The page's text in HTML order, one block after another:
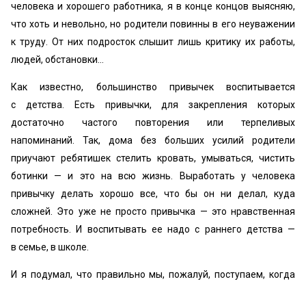
человека и хорошего работника, я в конце концов выясняю,
что хоть и невольно, но родители повинны в его неуважении
к труду. От них подросток слышит лишь критику их работы,
людей, обстановки…
Как известно, большинство привычек воспитывается
с детства. Есть привычки, для закрепления которых
достаточно частого повторения или терпеливых
напоминаний. Так, дома без больших усилий родители
приучают ребятишек стелить кровать, умываться, чистить
ботинки — и это на всю жизнь. Выработать у человека
привычку делать хорошо все, что бы он ни делал, куда
сложней. Это уже не просто привычка — это нравственная
потребность. И воспитывать ее надо с раннего детства —
в семье, в школе.
И я подумал, что правильно мы, пожалуй, поступаем, когда